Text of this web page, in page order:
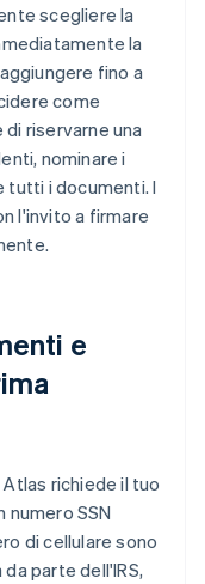
scegliere la
la
fino a
come
riservarne una
nominare i
i documenti. I
l'invito a firmare
e
richiede il tuo
numero SSN
di cellulare sono
parte dell'IRS,